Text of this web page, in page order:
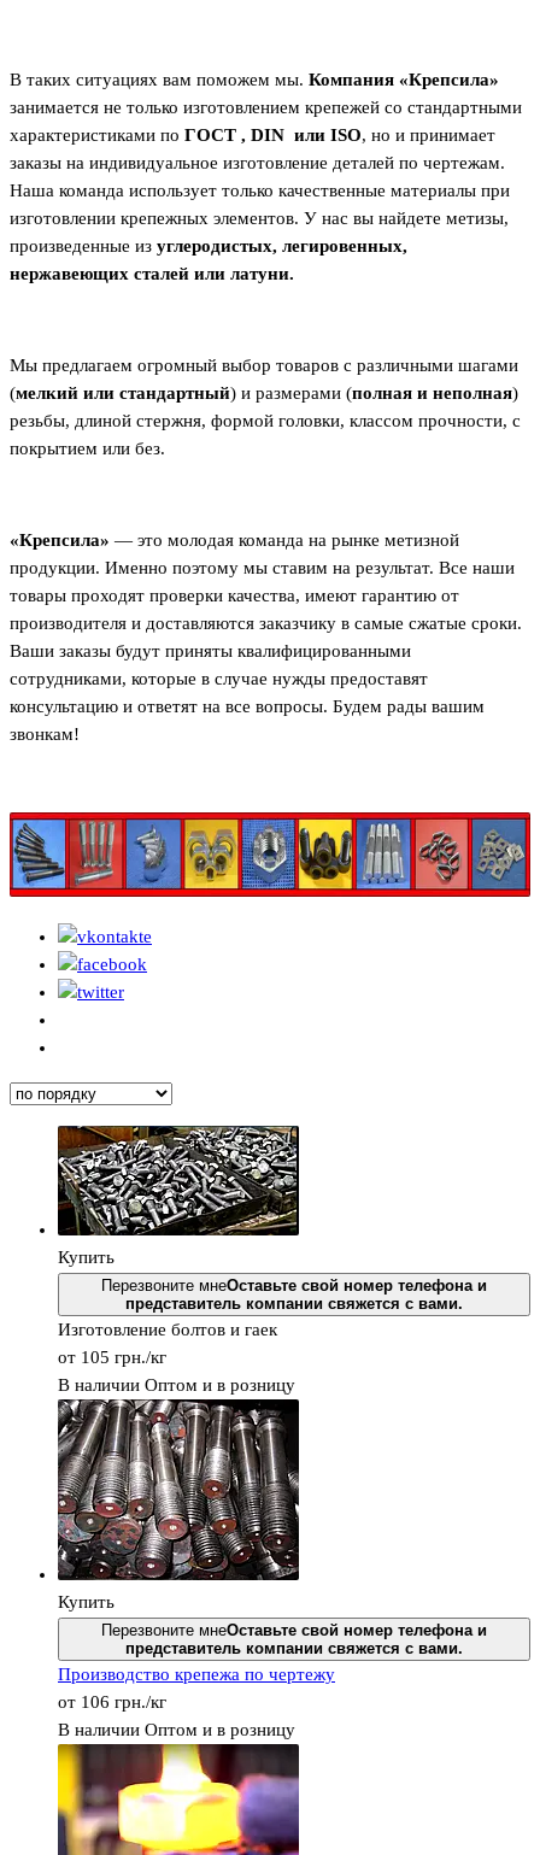
В таких ситуациях вам поможем мы. Компания «Крепсила»
занимается не только изготовлением крепежей со стандартными
характеристиками по ГОСТ , DIN или ISO, но и принимает
заказы на индивидуальное изготовление деталей по чертежам.
Наша команда использует только качественные материалы при
изготовлении крепежных элементов. У нас вы найдете метизы,
произведенные из углеродистых, легировенных,
нержавеющих сталей или латуни.
Мы предлагаем огромный выбор товаров с различными шагами
(мелкий или стандартный) и размерами (полная и неполная)
резьбы, длиной стержня, формой головки, классом прочности, с
покрытием или без.
«Крепсила» ― это молодая команда на рынке метизной
продукции. Именно поэтому мы ставим на результат. Все наши
товары проходят проверки качества, имеют гарантию от
производителя и доставляются заказчику в самые сжатые сроки.
Ваши заказы будут приняты квалифицированными
сотрудниками, которые в случае нужды предоставят
консультацию и ответят на все вопросы. Будем рады вашим
звонкам!
Купить
Перезвоните мнеОставьте свой номер телефона и
представитель компании свяжется с вами.
Изготовление болтов и гаек
от 105 грн./кг
В наличии Оптом и в розницу
Купить
Перезвоните мнеОставьте свой номер телефона и
представитель компании свяжется с вами.
Производство крепежа по чертежу
от 106 грн./кг
В наличии Оптом и в розницу